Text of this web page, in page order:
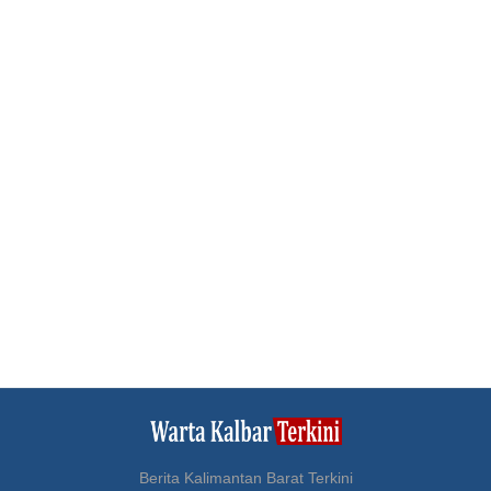
Berita Kalimantan Barat Terkini